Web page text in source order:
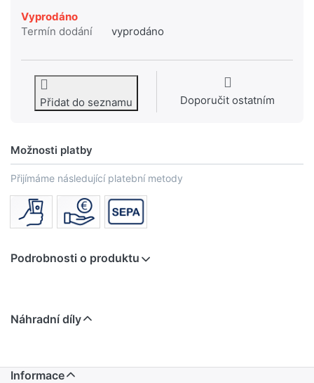
Vyprodáno
Termín dodání
vyprodáno
Přidat do seznamu Doporučit ostatním
Možnosti platby
Přijímáme následující platební metody
Podrobnosti o produktu
Náhradní díly
Informace